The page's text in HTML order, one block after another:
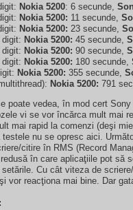
Nokia 5200: 6 secunde,
Nokia 5200: 11 secunde,
Nokia 5200: 23 secunde,
digit: Nokia 5200:45 secunde,
digit: Nokia 5200: 90 secunde,
digit: Nokia 5200: 180 secunde,
Nokia 5200:355 secunde,
Nokia 5200: 791
poate vedea, în mod cert
vi se vor încărca mult mai
mai rapid la comenzi (deşi
nu se opresc aici.
citire în RMS (Record
în care aplicaţiile pot să
setările. Cu cât viteza de
vor reacţiona mai bine. Dar